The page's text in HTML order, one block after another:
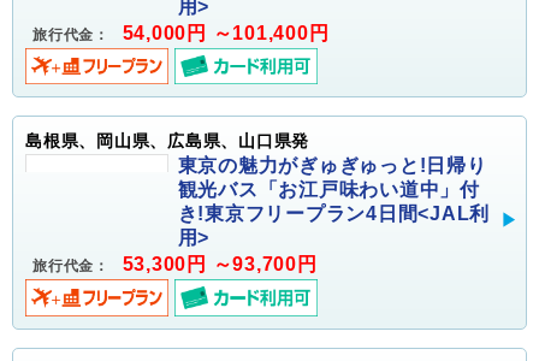
用>
旅行代金： 54,000円 ～101,400円
島根県、岡山県、広島県、山口県発
東京の魅力がぎゅぎゅっと!日帰り
観光バス「お江戸味わい道中」付
き!東京フリープラン4日間<JAL利
用>
旅行代金： 53,300円 ～93,700円